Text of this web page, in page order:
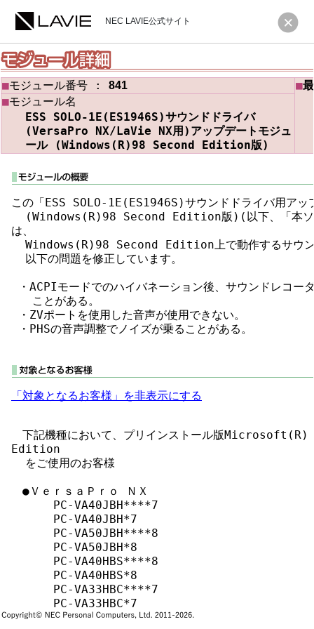
NEC LAVIE公式サイト